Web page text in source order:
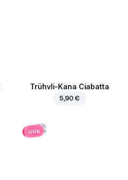
Trühvli-Kana Ciabatta
5,90 €
uus